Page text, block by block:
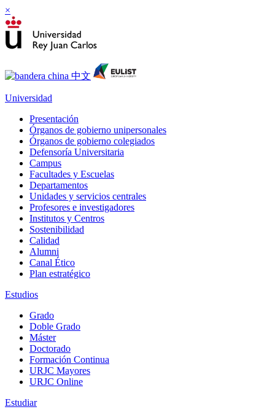
×
Universidad
Presentación
Órganos de gobierno unipersonales
Órganos de gobierno colegiados
Defensoría Universitaria
Campus
Facultades y Escuelas
Departamentos
Unidades y servicios centrales
Profesores e investigadores
Institutos y Centros
Sostenibilidad
Calidad
Alumni
Canal Ético
Plan estratégico
Estudios
Grado
Doble Grado
Máster
Doctorado
Formación Continua
URJC Mayores
URJC Online
Estudiar